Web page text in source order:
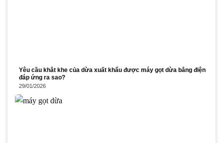
Yêu cầu khắt khe của dừa xuất khẩu được máy gọt dừa bằng điện
đáp ứng ra sao?
29/01/2026